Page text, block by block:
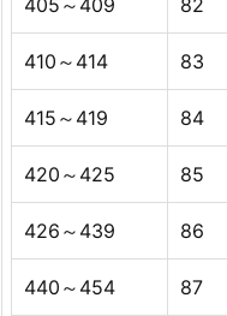
405～409 82
410～414 83
415～419 84
420～425 85
426～439 86
440～454 87